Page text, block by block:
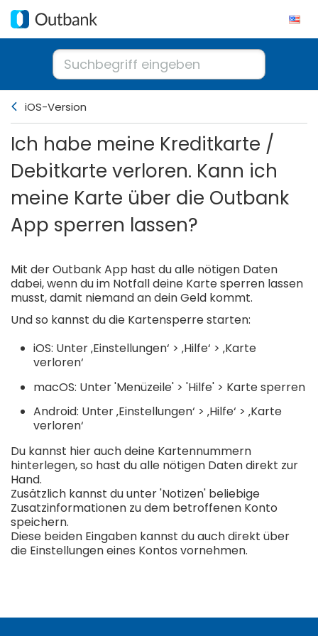
iOS-Version
Ich habe meine Kreditkarte /
Debitkarte verloren. Kann ich
meine Karte über die Outbank
App sperren lassen?
Mit der Outbank App hast du alle nötigen Daten
dabei, wenn du im Notfall deine Karte sperren lassen
musst, damit niemand an dein Geld kommt.
Und so kannst du die Kartensperre starten:
iOS: Unter ‚Einstellungen‘ > ‚Hilfe‘ > ‚Karte
verloren‘
macOS: Unter 'Menüzeile' > 'Hilfe' > Karte sperren
Android: Unter ‚Einstellungen‘ > ‚Hilfe‘ > ‚Karte
verloren‘
Du kannst hier auch deine Kartennummern
hinterlegen, so hast du alle nötigen Daten direkt zur
Hand.
Zusätzlich kannst du unter 'Notizen' beliebige
Zusatzinformationen zu dem betroffenen Konto
speichern.
Diese beiden Eingaben kannst du auch direkt über
die Einstellungen eines Kontos vornehmen.